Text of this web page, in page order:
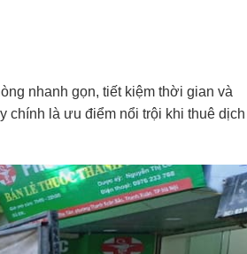
nhanh gọn, tiết kiệm thời gian và
chính là ưu điểm nổi trội khi thuê dịch